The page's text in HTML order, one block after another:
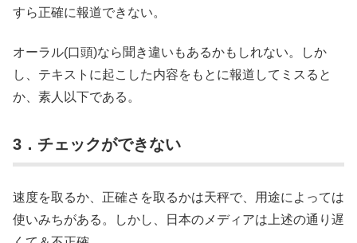
すら正確に報道できない。
オーラル(口頭)なら聞き違いもあるかもしれない。しか
し、テキストに起こした内容をもとに報道してミスると
か、素人以下である。
3．チェックができない
速度を取るか、正確さを取るかは天秤で、用途によっては
使いみちがある。しかし、日本のメディアは上述の通り遅